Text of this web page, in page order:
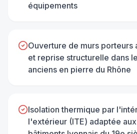
équipements
Ouverture de murs porteurs
et reprise structurelle dans
anciens en pierre du Rhône
Isolation thermique par
l'extérieur (ITE) adaptée